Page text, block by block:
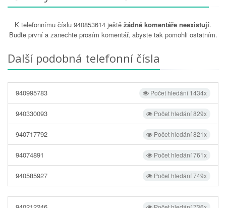
K telefonnímu číslu 940853614 ještě žádné komentáře neexistují.
Buďte první a zanechte prosím komentář, abyste tak pomohli ostatním.
Další podobná telefonní čísla
Počet hledání 1434x
940995783
Počet hledání 829x
940330093
Počet hledání 821x
940717792
Počet hledání 761x
94074891
Počet hledání 749x
940585927